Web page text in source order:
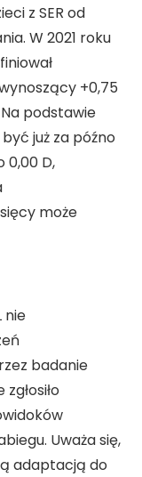
z SER od
W 2021 roku
+0,75
podstawie
już za późno
0,00 D,
może
nie
badanie
Uważa się,
adaptacją do